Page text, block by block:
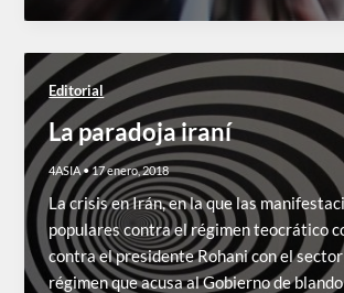
Editorial
La paradoja iraní
4ASIA•17 enero, 2018
La crisis en Irán, en la que las
populares contra el régimen teocrático
contra el presidente Rohani con el
régimen que acusa al Gobierno de